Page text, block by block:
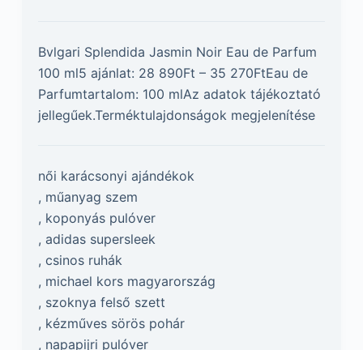
Bvlgari Splendida Jasmin Noir Eau de Parfum
100 ml5 ajánlat: 28 890Ft – 35 270FtEau de
Parfumtartalom: 100 mlAz adatok tájékoztató
jellegűek.Terméktulajdonságok megjelenítése
női karácsonyi ajándékok
, műanyag szem
, koponyás pulóver
, adidas supersleek
, csinos ruhák
, michael kors magyarország
, szoknya felső szett
, kézműves sörös pohár
, napapijri pulóver